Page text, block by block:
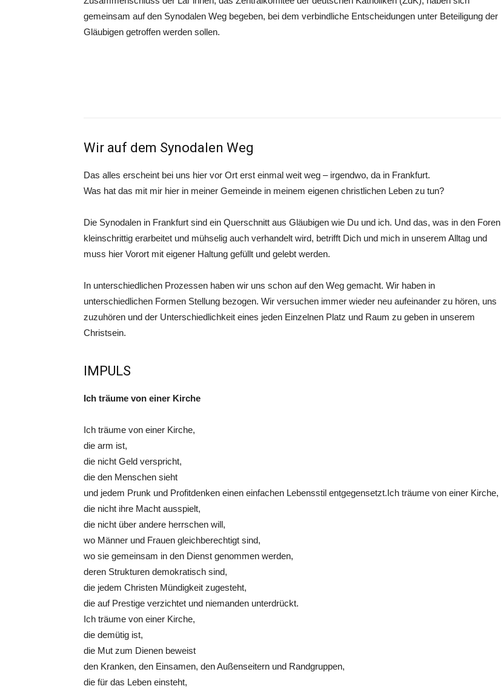
gemeinsam auf den Synodalen Weg begeben, bei dem verbindliche Entscheidungen unter Beteiligung der
Gläubigen getroffen werden sollen.
Wir auf dem Synodalen Weg
Das alles erscheint bei uns hier vor Ort erst einmal weit weg – irgendwo, da in Frankfurt.
Was hat das mit mir hier in meiner Gemeinde in meinem eigenen christlichen Leben zu tun?
Die Synodalen in Frankfurt sind ein Querschnitt aus Gläubigen wie Du und ich. Und das, was in den Foren
kleinschrittig erarbeitet und mühselig auch verhandelt wird, betrifft Dich und mich in unserem Alltag und
muss hier Vorort mit eigener Haltung gefüllt und gelebt werden.
In unterschiedlichen Prozessen haben wir uns schon auf den Weg gemacht. Wir haben in
unterschiedlichen Formen Stellung bezogen. Wir versuchen immer wieder neu aufeinander zu hören, uns
zuzuhören und der Unterschiedlichkeit eines jeden Einzelnen Platz und Raum zu geben in unserem
Christsein.
IMPULS
Ich träume von einer Kirche
Ich träume von einer Kirche,
die arm ist,
die nicht Geld verspricht,
die den Menschen sieht
und jedem Prunk und Profitdenken einen einfachen Lebensstil entgegensetzt.Ich träume von einer Kirche,
die nicht ihre Macht ausspielt,
die nicht über andere herrschen will,
wo Männer und Frauen gleichberechtigt sind,
wo sie gemeinsam in den Dienst genommen werden,
deren Strukturen demokratisch sind,
die jedem Christen Mündigkeit zugesteht,
die auf Prestige verzichtet und niemanden unterdrückt.
Ich träume von einer Kirche,
die demütig ist,
die Mut zum Dienen beweist
den Kranken, den Einsamen, den Außenseitern und Randgruppen,
die für das Leben einsteht,